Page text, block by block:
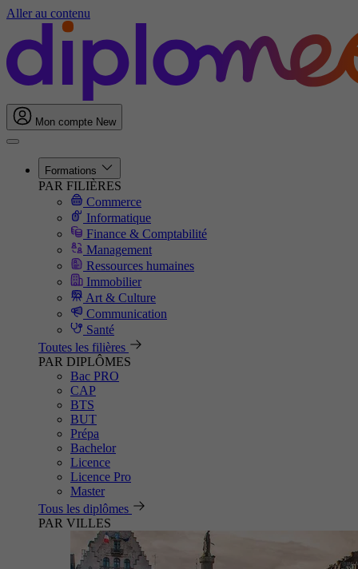
Aller au contenu
Mon compte New
Formations
PAR FILIÈRES
Commerce
Informatique
Finance & Comptabilité
Management
Ressources humaines
Immobilier
Art & Culture
Communication
Santé
Toutes les filières
PAR DIPLÔMES
Bac PRO
CAP
BTS
BUT
Prépa
Bachelor
Licence
Licence Pro
Master
Tous les diplômes
PAR VILLES